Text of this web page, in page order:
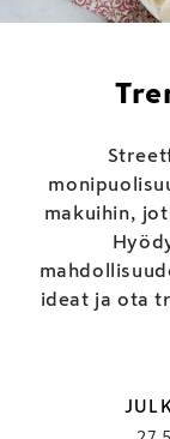
makuihin,
ideat ja ota